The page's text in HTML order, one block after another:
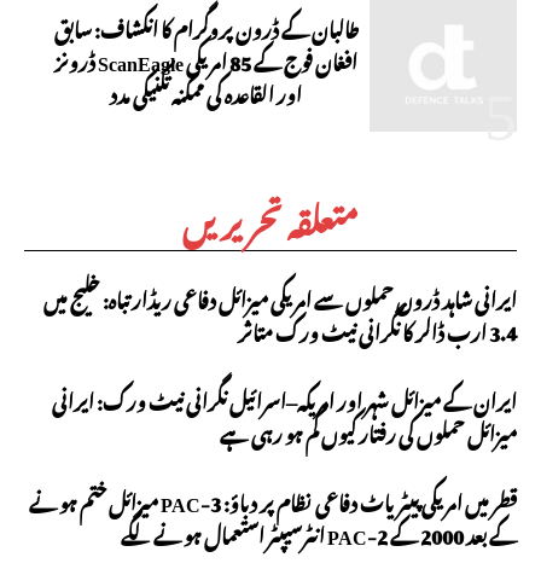
طالبان کے ڈرون پروگرام کا انکشاف: سابق
افغان فوج کے 85 امریکی ScanEagle ڈرونز
اور القاعدہ کی ممکنہ تکنیکی مدد
متعلقہ تحریریں
ایرانی شاہد ڈرون حملوں سے امریکی میزائل دفاعی ریڈار تباہ: خلیج میں
3.4 ارب ڈالر کا نگرانی نیٹ ورک متاثر
ایران کے میزائل شہر اور امریکہ–اسرائیل نگرانی نیٹ ورک: ایرانی
میزائل حملوں کی رفتار کیوں کم ہو رہی ہے
قطر میں امریکی پیٹریاٹ دفاعی نظام پر دباؤ: PAC-3 میزائل ختم ہونے
کے بعد 2000 کے PAC-2 انٹرسیپٹر استعمال ہونے لگے